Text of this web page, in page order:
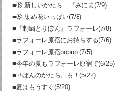
■⑥ 新しいかたち 『みにま(7/9)
■⑤ 染め花いっぱい(7/8)
■ 『刺繍とりぼん』ラフォーレ(7/8)
■ラフォーレ原宿にお持ちする(7/6)
■ラフォーレ原宿popup (7/5)
■今年の夏もラフォーレ原宿で(6/25)
■ りぼんのかたち。も！(5/22)
■夏はもうすぐ(5/20)